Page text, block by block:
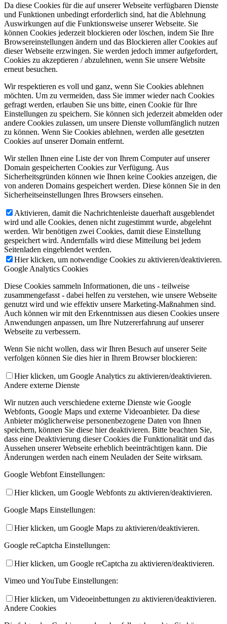
Da diese Cookies für die auf unserer Webseite verfügbaren Dienste
und Funktionen unbedingt erforderlich sind, hat die Ablehnung
Auswirkungen auf die Funktionsweise unserer Webseite. Sie
können Cookies jederzeit blockieren oder löschen, indem Sie Ihre
Browsereinstellungen ändern und das Blockieren aller Cookies auf
dieser Webseite erzwingen. Sie werden jedoch immer aufgefordert,
Cookies zu akzeptieren / abzulehnen, wenn Sie unsere Website
erneut besuchen.
Wir respektieren es voll und ganz, wenn Sie Cookies ablehnen
möchten. Um zu vermeiden, dass Sie immer wieder nach Cookies
gefragt werden, erlauben Sie uns bitte, einen Cookie für Ihre
Einstellungen zu speichern. Sie können sich jederzeit abmelden oder
andere Cookies zulassen, um unsere Dienste vollumfänglich nutzen
zu können. Wenn Sie Cookies ablehnen, werden alle gesetzten
Cookies auf unserer Domain entfernt.
Wir stellen Ihnen eine Liste der von Ihrem Computer auf unserer
Domain gespeicherten Cookies zur Verfügung. Aus
Sicherheitsgründen können wie Ihnen keine Cookies anzeigen, die
von anderen Domains gespeichert werden. Diese können Sie in den
Sicherheitseinstellungen Ihres Browsers einsehen.
Aktivieren, damit die Nachrichtenleiste dauerhaft ausgeblendet
wird und alle Cookies, denen nicht zugestimmt wurde, abgelehnt
werden. Wir benötigen zwei Cookies, damit diese Einstellung
gespeichert wird. Andernfalls wird diese Mitteilung bei jedem
Seitenladen eingeblendet werden.
Hier klicken, um notwendige Cookies zu aktivieren/deaktivieren.
Google Analytics Cookies
Diese Cookies sammeln Informationen, die uns - teilweise
zusammengefasst - dabei helfen zu verstehen, wie unsere Webseite
genutzt wird und wie effektiv unsere Marketing-Maßnahmen sind.
Auch können wir mit den Erkenntnissen aus diesen Cookies unsere
Anwendungen anpassen, um Ihre Nutzererfahrung auf unserer
Webseite zu verbessern.
Wenn Sie nicht wollen, dass wir Ihren Besuch auf unserer Seite
verfolgen können Sie dies hier in Ihrem Browser blockieren:
Hier klicken, um Google Analytics zu aktivieren/deaktivieren.
Andere externe Dienste
Wir nutzen auch verschiedene externe Dienste wie Google
Webfonts, Google Maps und externe Videoanbieter. Da diese
Anbieter möglicherweise personenbezogene Daten von Ihnen
speichern, können Sie diese hier deaktivieren. Bitte beachten Sie,
dass eine Deaktivierung dieser Cookies die Funktionalität und das
Aussehen unserer Webseite erheblich beeinträchtigen kann. Die
Änderungen werden nach einem Neuladen der Seite wirksam.
Google Webfont Einstellungen:
Hier klicken, um Google Webfonts zu aktivieren/deaktivieren.
Google Maps Einstellungen:
Hier klicken, um Google Maps zu aktivieren/deaktivieren.
Google reCaptcha Einstellungen:
Hier klicken, um Google reCaptcha zu aktivieren/deaktivieren.
Vimeo und YouTube Einstellungen:
Hier klicken, um Videoeinbettungen zu aktivieren/deaktivieren.
Andere Cookies